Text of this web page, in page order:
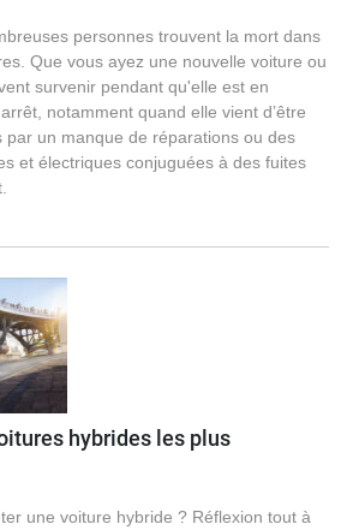
personnes trouvent la mort dans
Que vous ayez une nouvelle voiture ou
survenir pendant qu'elle est en
notamment quand elle vient d’être
par un manque de réparations ou des
et électriques conjuguées à des fuites
hybrides les plus
une voiture hybride ? Réflexion tout à